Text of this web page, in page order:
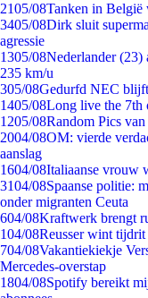
2105/08Tanken in België
3405/08Dirk sluit
agressie
1305/08Nederlander (23)
235 km/u
305/08Gedurfd NEC
1405/08Long live the 7th
1205/08Random Pics
2004/08OM: vierde
aanslag
1604/08Italiaanse vrouw
3104/08Spaanse politie:
onder migranten Ceuta
604/08Kraftwerk brengt
104/08Reusser wint tijdrit
704/08Vakantiekiekje
Mercedes-overstap
1804/08Spotify bereikt